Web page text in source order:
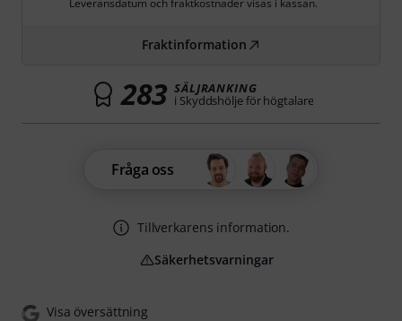
Visa översättning
Leveransdatum och fraktkostnader visas i kassan.
Fraktinformation
283 SÄLJRANKING
i Skyddshölje för högtalare
Fråga oss
Tillverkarens information.
Säkerhetsvarningar